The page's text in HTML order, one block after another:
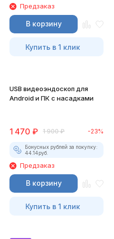
Предзаказ
В корзину
Купить в 1 клик
USB видеоэндоскоп для
Android и ПК с насадками
1 470 ₽ 1 900 ₽ -23%
Бонусных рублей за покупку:
44.14руб.
Предзаказ
В корзину
Купить в 1 клик